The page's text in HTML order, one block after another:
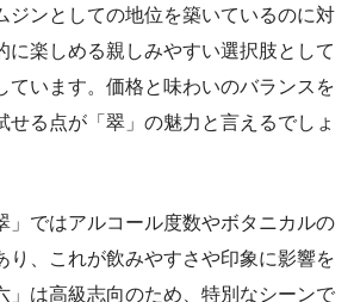
ジンとしての地位を築いているのに対
に楽しめる親しみやすい選択肢として
ています。価格と味わいのバランスを
せる点が「翠」の魅力と言えるでしょ
」ではアルコール度数やボタニカルの
り、これが飲みやすさや印象に影響を
」は高級志向のため、特別なシーンで